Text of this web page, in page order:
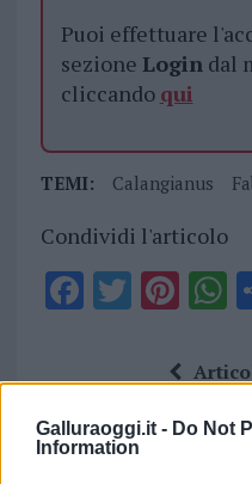
Galluraoggi.it - Do Not
Information
Puoi effettuare
sezione Logindal
cliccando qui
TEMI: Calangianus
Condividi l'articolo
F
o
T
r
Pi
te
st A